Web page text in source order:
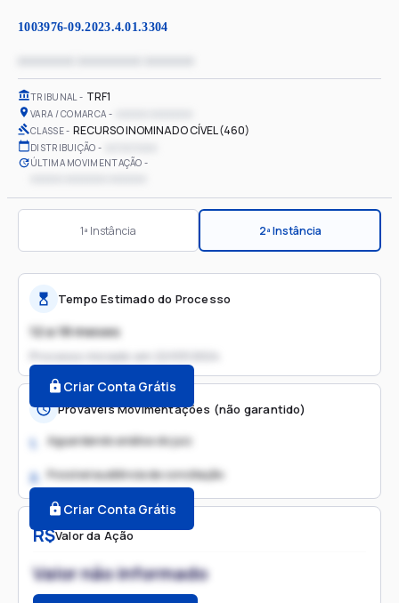
1003976-09.2023.4.01.3304
TRIBUNAL TRF1
VARA / COMARCA
CLASSE RECURSO INOMINADO CÍVEL (460)
DISTRIBUIÇÃO
ÚLTIMA MOVIMENTAÇÃO
1ª Instância 2ª Instância
R$Valor da Ação
Valor não informado
Tempo Estimado do Processo
12 a 18 meses
Processo iniciado em
Criar Conta Grátis
Prováveis Movimentações (não garantido)
1. Aguardando análise do juiz
2. Possível audiência de conciliação
Criar Conta Grátis